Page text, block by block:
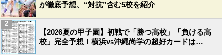
が徹底予想、“対抗”含む5校を紹介
【2026夏の甲子園】初戦で「勝つ高校」「負ける高
校」完全予想！横浜vs沖縄尚学の超好カードは…
2